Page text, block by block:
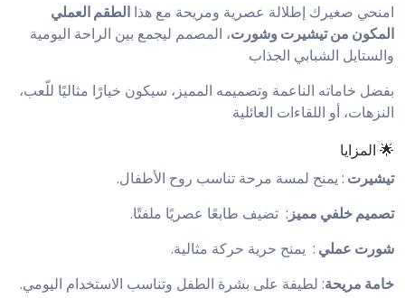
امنحي صغيرك إطلالة عصرية ومريحة مع هذا الطقم العملي
المكون من تيشيرت وشورت، المصمم ليجمع بين الراحة اليومية
والستايل الشبابي الجذاب
بفضل خاماته الناعمة وتصميمه المميز، سيكون خيارًا مثاليًا للّعب،
النزهات، أو اللقاءات العائلية
🌟 المزايا
تيشيرت : يمنح لمسة مرحة تناسب روح الأطفال.
تصميم خلفي مميز: تضيف طابعًا عصريًا ملفتًا.
شورت عملي : يمنح حرية حركة مثالية.
خامة مريحة: لطيفة على بشرة الطفل وتناسب الاستخدام اليومي.